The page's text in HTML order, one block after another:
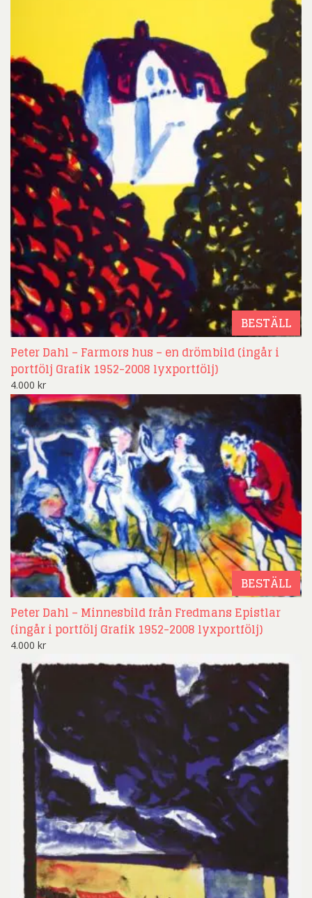
BESTÄLL
Peter Dahl – Farmors hus – en drömbild (ingår i
portfölj Grafik 1952-2008 lyxportfölj)
4.000 kr
BESTÄLL
Peter Dahl – Minnesbild från Fredmans Epistlar
(ingår i portfölj Grafik 1952-2008 lyxportfölj)
4.000 kr